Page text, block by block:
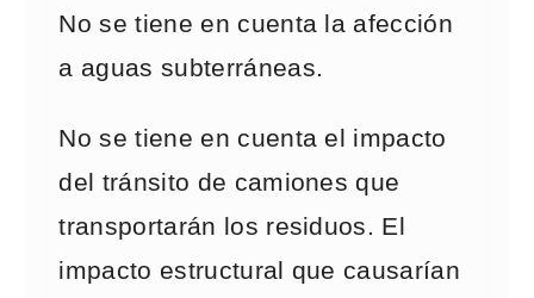
No se tiene en cuenta la afección
a aguas subterráneas.
No se tiene en cuenta el impacto
del tránsito de camiones que
transportarán los residuos. El
impacto estructural que causarían